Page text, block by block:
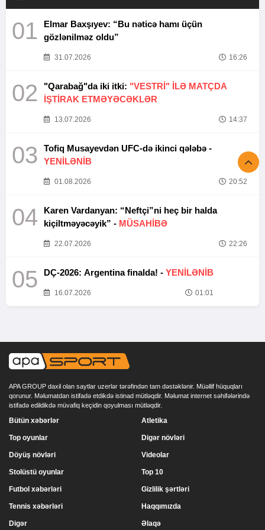
01
Elmar Baxşıyev: “Bu nəticə hamı üçün
gözlənilməz oldu”
31.07.2026 16:26
02 "Qarabağ"da iki itki: "VESTRİ" İLƏ MATÇDA
İŞTİRAK ETMƏYƏCƏKLƏR
13.07.2026 14:37
03
Tofiq Musayevdən UFC-də ikinci qələbə -
YENİLƏNİB
01.08.2026 20:52
04
Karen Vardanyan: “Neftçi”ni heç bir halda
kiçiltməyəcəyik” - MÜSAHİBƏ
22.07.2026 22:26
05 DÇ-2026: Argentina finalda! - YENİLƏNİB
16.07.2026 01:01
APA GROUP daxil olan saytlar uzerlər tərəfindən tam dəstəklənir. Müəllif hüquqları
qorunur. Məlumatdan istifadə etdikdə istinad mütləqdir. Məlumat internet səhifələrində
istifadə edildikdə müvafiq keçidin qoyulması mütləqdir.
Bütün xəbərlər
Top oyunlar
Döyüş növləri
Stolüstü oyunlar
Atletika
Digər növləri
Videolar
Top 10
Futbol xəbərləri
Tennis xəbərləri
Digər
Gizlilik şərtləri
Haqqımızda
Əlaqə